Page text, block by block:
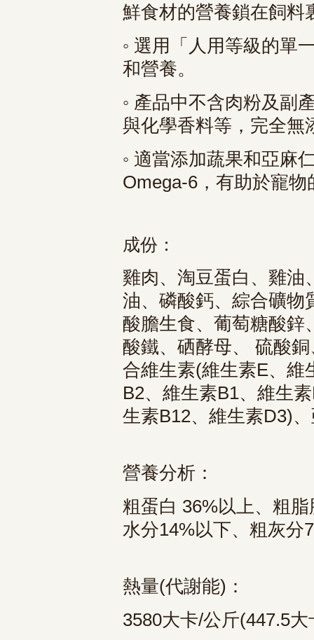
鮮食材的營養鎖在飼料
◦ 選用「人用等級的單
和營養。
◦ 產品中不含肉粉及副
與化學香料等，完全無
◦ 適當添加蔬果和亞麻
Omega-6，有助於寵物
成份 ：
雞肉、淘豆蛋白、雞油
油、磷酸鈣、綜合礦物
酸膽生食、葡萄糖酸鋅
酸鐵、硒酵母、 硫酸
合維生素(維生素E、維
B2、維生素B1、維生
生素B12、維生素D3)
營養分析 ：
粗蛋白 36%以上、粗
水分14%以下、粗灰分
熱量(代謝能) ：
3580大卡/公斤(447.5大